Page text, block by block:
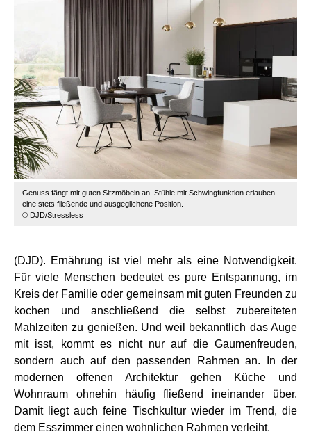
Genuss fängt mit guten Sitzmöbeln an. Stühle mit Schwingfunktion erlauben
eine stets fließende und ausgeglichene Position.
© DJD/Stressless
(DJD). Ernährung ist viel mehr als eine Notwendigkeit.
Für viele Menschen bedeutet es pure Entspannung, im
Kreis der Familie oder gemeinsam mit guten Freunden zu
kochen und anschließend die selbst zubereiteten
Mahlzeiten zu genießen. Und weil bekanntlich das Auge
mit isst, kommt es nicht nur auf die Gaumenfreuden,
sondern auch auf den passenden Rahmen an. In der
modernen offenen Architektur gehen Küche und
Wohnraum ohnehin häufig fließend ineinander über.
Damit liegt auch feine Tischkultur wieder im Trend, die
dem Esszimmer einen wohnlichen Rahmen verleiht.